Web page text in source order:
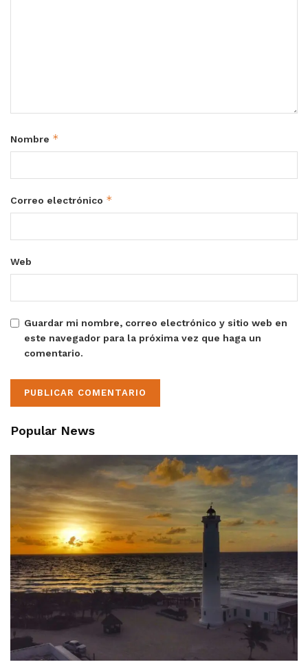
Nombre *
Correo electrónico *
Web
Guardar mi nombre, correo electrónico y sitio web en
este navegador para la próxima vez que haga un
comentario.
Popular News